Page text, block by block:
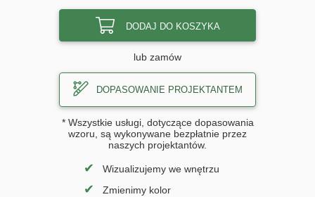
DODAJ DO KOSZYKA
lub zamów
DOPASOWANIE PROJEKTANTEM
* Wszystkie usługi, dotyczące dopasowania
wzoru, są wykonywane bezpłatnie przez
naszych projektantów.
✔ Wizualizujemy we wnętrzu
✔ Zmienimy kolor